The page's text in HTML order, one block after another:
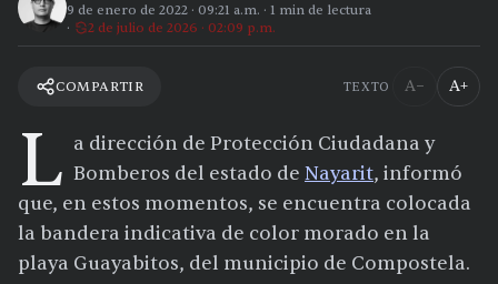
9 de enero de 2022 · 09:21 a.m. · 1 min de lectura
2 de julio de 2026 · 02:09 p.m.
COMPARTIR TEXTO A− A+
L a dirección de Protección Ciudadana y
Bomberos del estado de Nayarit, informó
que, en estos momentos, se encuentra colocada
la bandera indicativa de color morado en la
playa Guayabitos, del municipio de Compostela.